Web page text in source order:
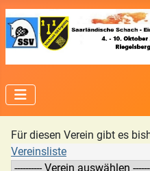
Für diesen Verein gibt es
Vereinsliste